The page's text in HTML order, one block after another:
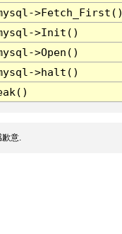
>Init()
>Open()
>halt()
意.